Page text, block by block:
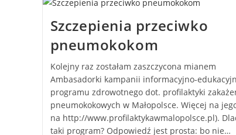
Szczepienia przeciwko
pneumokokom
Kolejny raz zostałam zaszczycona mianem
Ambasadorki kampanii informacyjno-
programu zdrowotnego dot. profilaktyki
pneumokokowych w Małopolsce. Więcej na
na http://www.profilaktykawmalopolsce.pl).
taki program? Odpowiedź jest prosta: bo nie…